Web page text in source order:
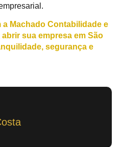
a Machado Contabilidade e
sua empresa em São
segurança e